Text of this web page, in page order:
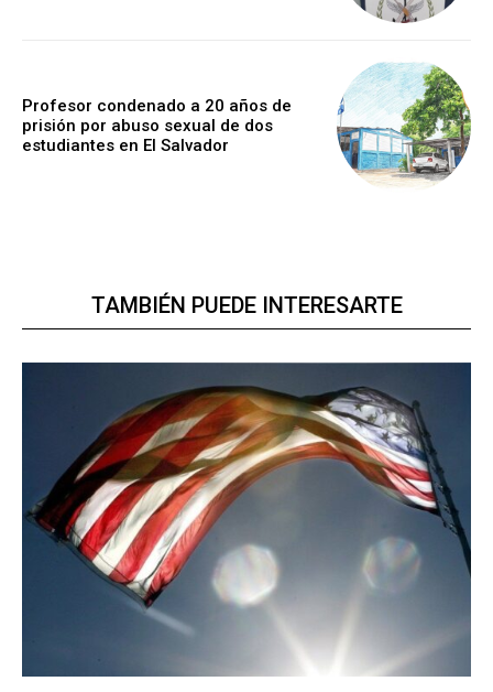
Profesor condenado a 20 años de
prisión por abuso sexual de dos
estudiantes en El Salvador
TAMBIÉN PUEDE INTERESARTE